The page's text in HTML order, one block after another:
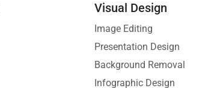
Visual Design
Image Editing
Presentation Design
Background Removal
Infographic Design